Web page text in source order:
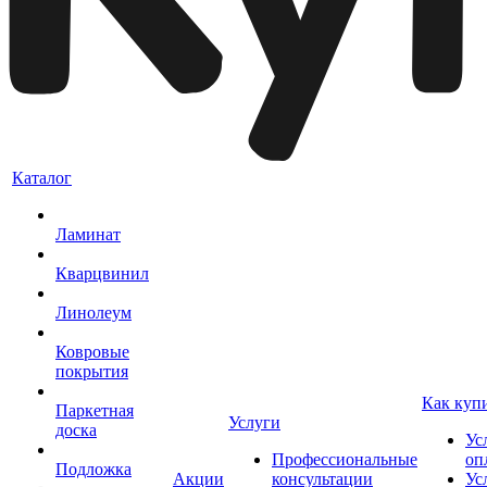
Каталог
Ламинат
Кварцвинил
Линолеум
Ковровые
покрытия
Паркетная
доска
Подложка
Акции
Услуги
Профессиональные
консультации
Как